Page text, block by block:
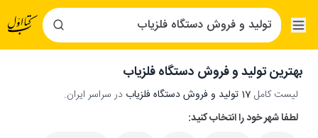
بهترین تولید و فروش دستگاه فلزیاب
لیست کامل 17 تولید و فروش دستگاه فلزیاب
در سراسر ایران.
لطفا شهر خود را انتخاب کنید: